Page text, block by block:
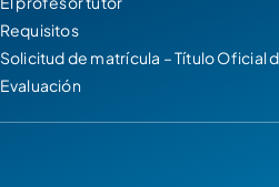
Requisitos
Solicitud de matrícula – Título Oficial
Evaluación